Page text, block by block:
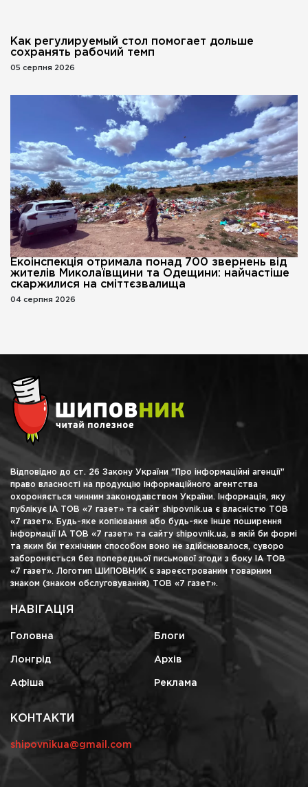
Как регулируемый стол помогает дольше
сохранять рабочий темп
05 серпня 2026
Екоінспекція отримала понад 700 звернень від
жителів Миколаївщини та Одещини: найчастіше
скаржилися на сміттєзвалища
04 серпня 2026
Відповідно до ст. 26 Закону України "Про інформаційні агенції"
право власності на продукцію інформаційного агентства
охороняється чинним законодавством України. Інформація, яку
публікує ІА ТОВ «7 газет» та сайт shipovnik.ua є власністю ТОВ
«7 газет». Будь-яке копіювання або будь-яке інше поширення
інформації ІА ТОВ «7 газет» та сайту shipovnik.ua, в якій би формі
та яким би технічним способом воно не здійснювалося, суворо
забороняється без попередньої письмової згоди з боку ІА ТОВ
«7 газет». Логотип ШИПОВНИК є зареєстрованим товарним
знаком (знаком обслуговування) ТОВ «7 газет».
НАВІГАЦІЯ
Головна Блоги
Лонгрід Архів
Афіша Реклама
КОНТАКТИ
shipovnikua@gmail.com